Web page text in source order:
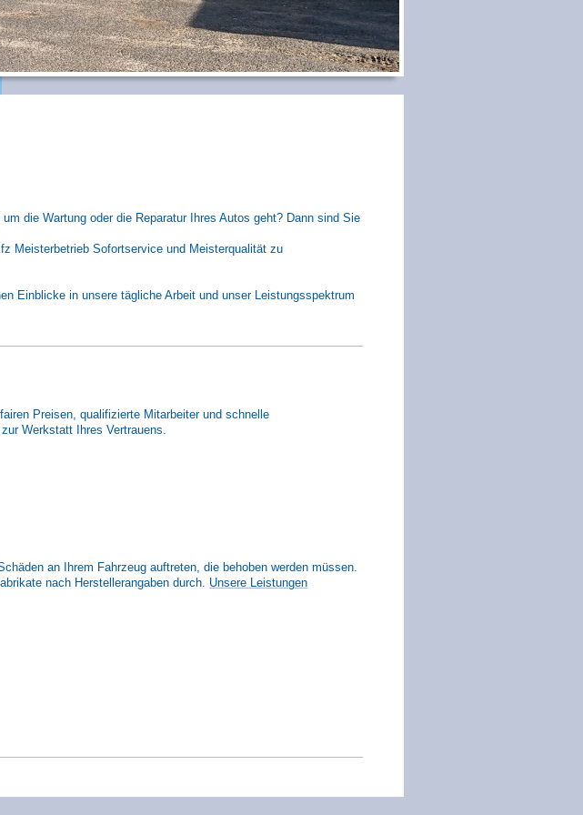
die Wartung oder die Reparatur Ihres Autos geht? Dann sind Sie
Meisterbetrieb Sofortservice und Meisterqualität zu
Einblicke in unsere tägliche Arbeit und unser Leistungsspektrum
Preisen, qualifizierte Mitarbeiter und schnelle
zur Werkstatt Ihres Vertrauens.
an Ihrem Fahrzeug auftreten, die behoben werden müssen.
nach Herstellerangaben durch.
Unsere Leistungen